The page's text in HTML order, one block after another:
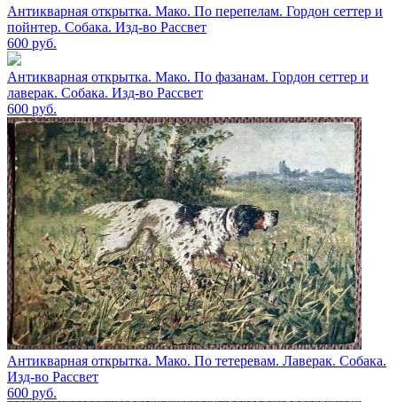
Антикварная открытка. Мако. По перепелам. Гордон сеттер и
пойнтер. Собака. Изд-во Рассвет
600 руб.
Антикварная открытка. Мако. По фазанам. Гордон сеттер и
лаверак. Собака. Изд-во Рассвет
600 руб.
Антикварная открытка. Мако. По тетеревам. Лаверак. Собака.
Изд-во Рассвет
600 руб.